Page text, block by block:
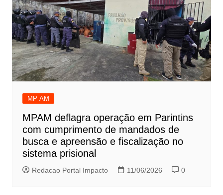
MP-AM
MPAM deflagra operação em Parintins
com cumprimento de mandados de
busca e apreensão e fiscalização no
sistema prisional
Redacao Portal Impacto 11/06/2026 0